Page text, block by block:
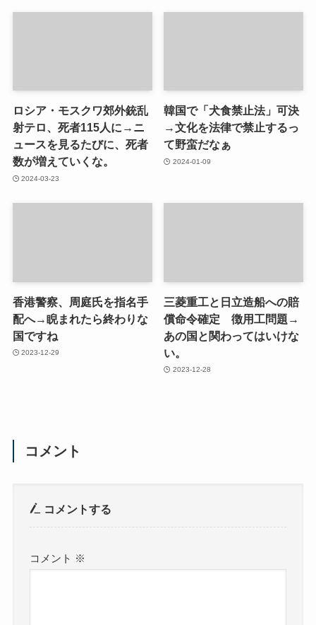
ロシア・モスクワ郊外銃乱
射テロ、死者115人に→ニ
ュースを見るたびに、死者
数が増えていくな。
2024-03-23
韓国で「犬食禁止法」可決
→文化を法律で禁止するっ
て野蛮だなぁ
2024-01-09
香港警察、周庭氏を指名手
配へ→睨まれたら終わりな
国ですね
2023-12-29
三菱重工と日立造船への賠
償命令確定 徴用工問題→
あの国と関わってはいけな
い。
2023-12-28
コメント
コメントする
コメント ※